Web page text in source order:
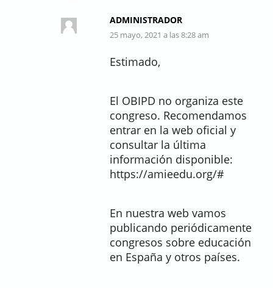
ADMINISTRADOR
25 mayo, 2021 a las 8:28 am
Estimado,
El OBIPD no organiza este
congreso. Recomendamos
entrar en la web oficial y
consultar la última
información disponible:
https://amieedu.org/#
En nuestra web vamos
publicando periódicamente
congresos sobre educación
en España y otros países.